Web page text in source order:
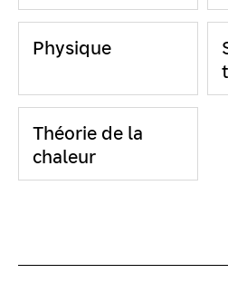
Physique
Théorie de la
chaleur